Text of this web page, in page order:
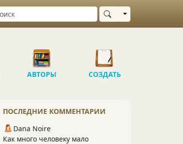
Выбрать область
АВТОРЫ СОЗДАТЬ
ПОСЛЕДНИЕ КОММЕНТАРИИ
Dana Noire
Как много человеку мало